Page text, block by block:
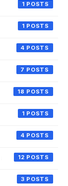
1
1
4
7
18
1
4
12
3